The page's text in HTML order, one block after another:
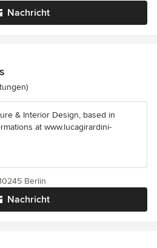
Nachricht
5 von 5 Sternen
& Interior Design, based in
at www.lucagirardini-
Nachricht
Berlin